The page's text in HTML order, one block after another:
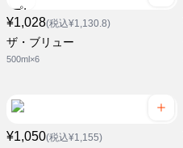
¥1,028(税込¥1,130.8)
ザ・ブリュー
500ml×6
¥1,050(税込¥1,155)